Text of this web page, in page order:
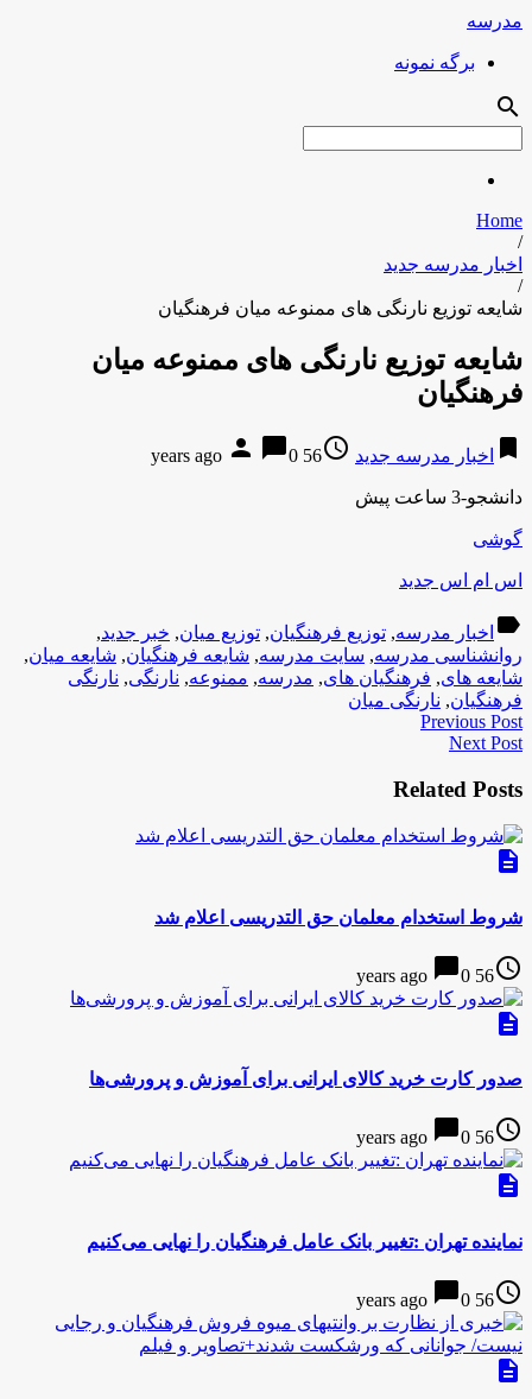
مدرسه
برگه نمونه
search
Home
/
اخبار مدرسه جدید
/
شایعه توزیع نارنگی های ممنوعه میان فرهنگیان
شایعه توزیع نارنگی های ممنوعه میان
فرهنگیان
bookmark اخبار مدرسه جدید access_time
56 years ago
person chat_bubble0
دانشجو-3 ساعت پیش
گوشی
اس ام اس جدید
label اخبار مدرسه, توزیع فرهنگیان, توزیع میان, خبر جدید,
روانشناسی مدرسه, سایت مدرسه, شایعه فرهنگیان, شایعه میان,
شایعه های, فرهنگیان های, مدرسه, ممنوعه, نارنگی, نارنگی
فرهنگیان, نارنگی میان
Previous Post
Next Post
Related Posts
description
شروط استخدام معلمان حق التدریسی اعلام شد
access_time
56 years ago
chat_bubble0
description
صدور کارت خرید کالای ایرانی برای آموزش و پرورشی‌ها
access_time
56 years ago
chat_bubble0
description
نماینده تهران :تغییر بانک عامل فرهنگیان را نهایی می‌کنیم
access_time
56 years ago
chat_bubble0
description